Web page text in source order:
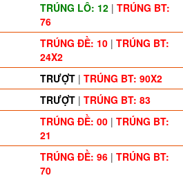
TRÚNG LÔ: 12 | TRÚNG BT:
76
TRÚNG ĐỀ: 10 | TRÚNG BT:
24X2
TRƯỢT | TRÚNG BT: 90X2
TRƯỢT | TRÚNG BT: 83
TRÚNG ĐỀ: 00 | TRÚNG BT:
21
TRÚNG ĐỀ: 96 | TRÚNG BT:
70